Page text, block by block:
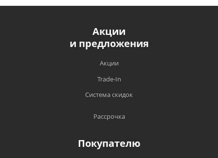
Акции
и предложения
Акции
Trade-In
Система скидок
Рассрочка
Покупателю